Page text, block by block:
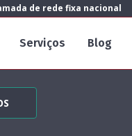
de rede fixa nacional
Serviços Blog